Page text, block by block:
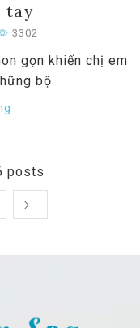
tay
3302
gọn khiến chị em
bộ
posts